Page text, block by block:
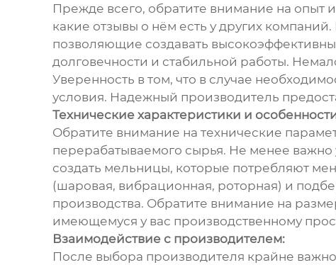
Прежде всего, обратите внимание на опыт
какие отзывы о нём есть у других
позволяющие создавать
долговечности и стабильной работы.
Уверенность в том, что в случае
условия. Надежный производитель
Технические характеристики и
Обратите внимание на технические
перерабатываемого сырья. Не менее
создать мельницы, которые потребляют
(шаровая, вибрационная, роторная) и
производства. Обратите внимание на
имеющемуся у вас производственному
Взаимодействие с производителем:
После выбора производителя крайне